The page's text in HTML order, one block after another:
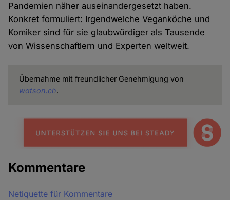
Pandemien näher auseinandergesetzt haben.
Konkret formuliert: Irgendwelche Veganköche und
Komiker sind für sie glaubwürdiger als Tausende
von Wissenschaftlern und Experten weltweit.
Übernahme mit freundlicher Genehmigung von
watson.ch.
Kommentare
Netiquette für Kommentare